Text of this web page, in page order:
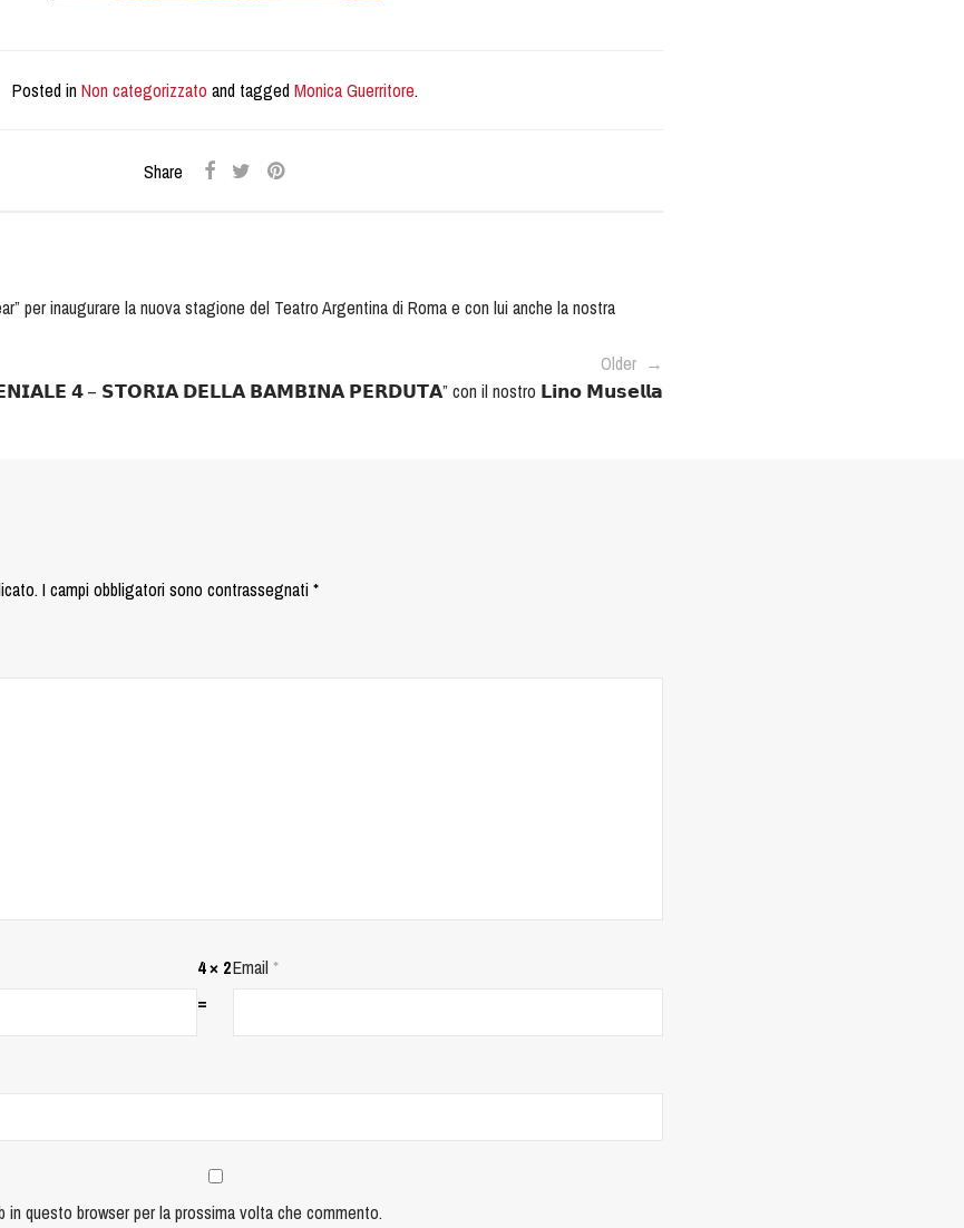
Posted inNon categorizzato and taggedMonica Guerritore.
Share
per inaugurare la nuova stagione del Teatro Argentina di Roma e con lui anche la nostra
Older →
𝗚𝗘𝗡𝗜𝗔𝗟𝗘 𝟰 – 𝗦𝗧𝗢𝗥𝗜𝗔 𝗗𝗘𝗟𝗟𝗔 𝗕𝗔𝗠𝗕𝗜𝗡𝗔 𝗣𝗘𝗥𝗗𝗨𝗧𝗔” con il nostro 𝗟𝗶𝗻𝗼 𝗠𝘂𝘀𝗲𝗹𝗹𝗮
I campi obbligatori sono contrassegnati*
Email *
questo browser per la prossima volta che commento.
4 × 2
=